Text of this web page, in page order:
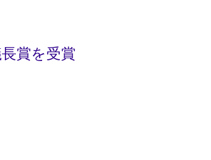
賞を受賞